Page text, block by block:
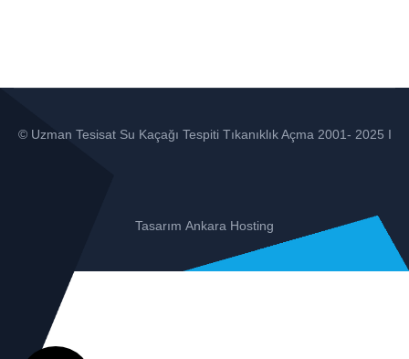
© Uzman Tesisat Su Kaçağı Tespiti Tıkanıklık Açma 2001- 2025 I
Tasarım Ankara Hosting